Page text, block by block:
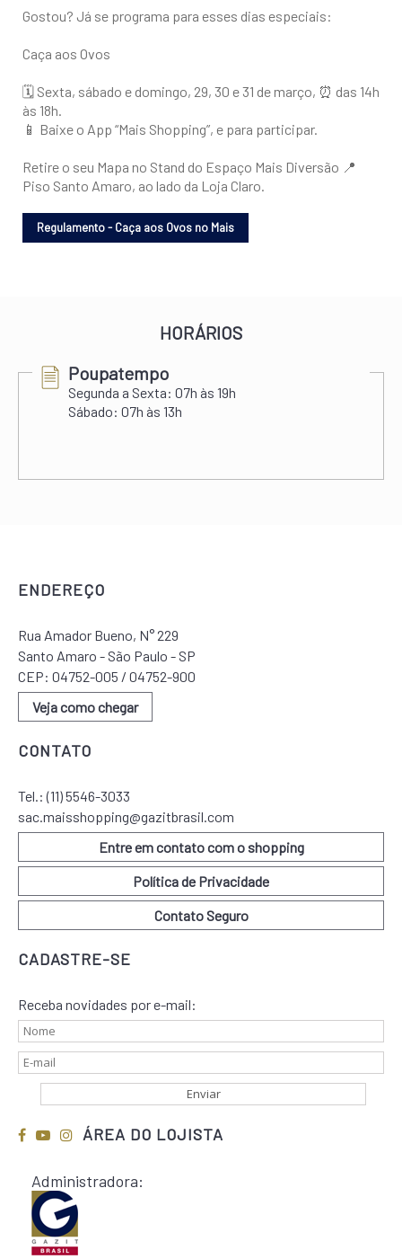
Gostou? Já se programa para esses dias especiais:
Caça aos Ovos
🗓 Sexta, sábado e domingo, 29, 30 e 31 de março, ⏰ das 14h
às 18h.
📱 Baixe o App “Mais Shopping”, e para participar.
Retire o seu Mapa no Stand do Espaço Mais Diversão 📍
Piso Santo Amaro, ao lado da Loja Claro.
HORÁRIOS
Poupatempo
Segunda a Sexta: 07h às 19h
Sábado: 07h às 13h
ENDEREÇO
Rua Amador Bueno, N° 229
Santo Amaro - São Paulo - SP
CEP: 04752-005 / 04752-900
Veja como chegar
CONTATO
Tel.:(11) 5546-3033
sac.maisshopping@gazitbrasil.com
Entre em contato com o shopping
Política de Privacidade
Contato Seguro
CADASTRE-SE
Receba novidades por e-mail:
ÁREA DO LOJISTA
Administradora: